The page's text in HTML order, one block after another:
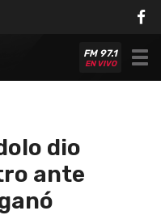
FM 97.1
EN VIVO
dio
ante